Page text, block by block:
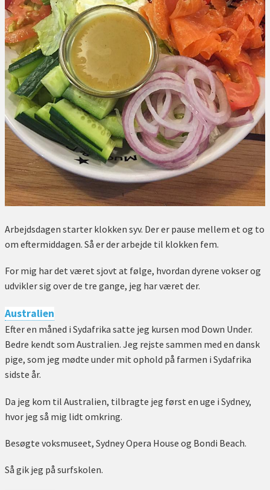
Arbejdsdagen starter klokken syv. Der er pause mellem et og to
om eftermiddagen. Så er der arbejde til klokken fem.
For mig har det været sjovt at følge, hvordan dyrene vokser og
udvikler sig over de tre gange, jeg har været der.
Australien
Efter en måned i Sydafrika satte jeg kursen mod Down Under.
Bedre kendt som Australien. Jeg rejste sammen med en dansk
pige, som jeg mødte under mit ophold på farmen i Sydafrika
sidste år.
Da jeg kom til Australien, tilbragte jeg først en uge i Sydney,
hvor jeg så mig lidt omkring.
Besøgte voksmuseet, Sydney Opera House og Bondi Beach.
Så gik jeg på surfskolen.